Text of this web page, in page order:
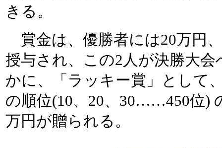
きる。
賞金は、優勝者には20万円
授与され、この2人が決勝大
かに、「ラッキー賞」として
の順位(10、20、30……450位)
万円が贈られる。